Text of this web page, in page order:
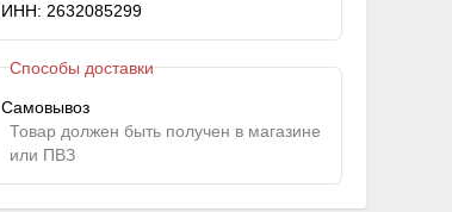
ИНН: 2632085299
Способы доставки
Самовывоз
Товар должен быть получен в магазине
или ПВЗ